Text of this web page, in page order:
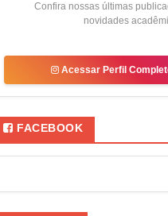
Confira nossas últimas
novidades
Acessar Perfil
FACEBOOK